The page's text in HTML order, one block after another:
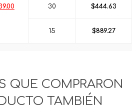
30 $444.63
15 $889.27
QUE COMPRARON
TAMBIÉN